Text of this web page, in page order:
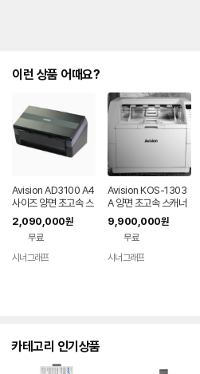
이런 상품 어때요?
Avision AD3100 A4
사이즈 양면 초고속 스
캐너 100ppm/200i
pm
2,090,000원
무료
시너그래프
Avision KOS-1303
A 양면 초고속 스캐너
130ppm/260ipm
9,900,000원
무료
시너그래프
카테고리 인기상품